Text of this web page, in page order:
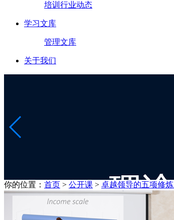
培训行业动态
学习文库
管理文库
关于我们
你的位置： 首页 > 公开课 > 卓越领导的五项修炼